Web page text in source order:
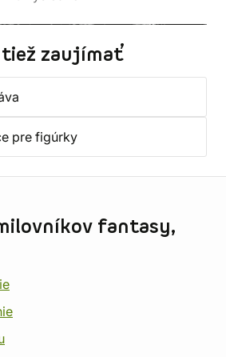
zaujímať
pre figúrky
fantasy,